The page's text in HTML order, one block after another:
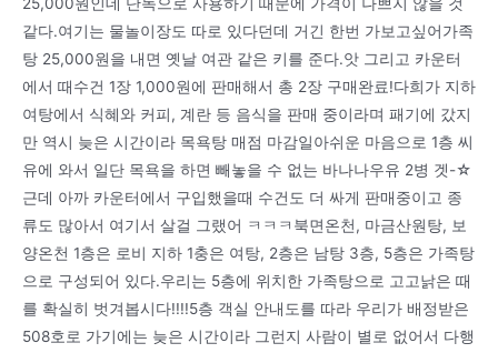
같다.여기는 물놀이장도 따로 있다던데 거긴 한번 가보고싶어가족
탕 25,000원을 내면 옛날 여관 같은 키를 준다.앗 그리고 카운터
에서 때수건 1장 1,000원에 판매해서 총 2장 구매완료!다희가 지하
여탕에서 식혜와 커피, 계란 등 음식을 판매 중이라며 패기에 갔지
만 역시 늦은 시간이라 목욕탕 매점 마감일아쉬운 마음으로 1층 씨
유에 와서 일단 목욕을 하면 빼놓을 수 없는 바나나우유 2병 겟-☆
근데 아까 카운터에서 구입했을때 수건도 더 싸게 판매중이고 종
류도 많아서 여기서 살걸 그랬어 ㅋㅋㅋ북면온천, 마금산원탕, 보
양온천 1층은 로비 지하 1충은 여탕, 2층은 남탕 3층, 5층은 가족탕
으로 구성되어 있다.우리는 5층에 위치한 가족탕으로 고고낡은 때
를 확실히 벗겨봅시다!!!!5층 객실 안내도를 따라 우리가 배정받은
508호로 가기에는 늦은 시간이라 그런지 사람이 별로 없어서 다행